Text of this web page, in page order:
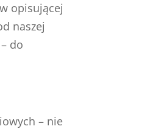
w opisującej
naszej
do
– nie